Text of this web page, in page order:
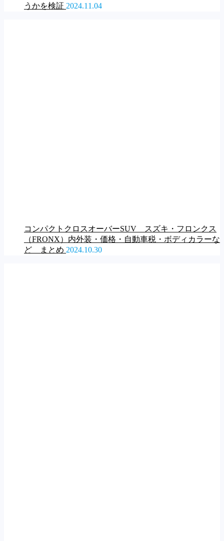
うかを検証 2024.11.04
コンパクトクロスオーバーSUV スズキ・フロンクス
（FRONX）内外装・価格・自動車税・ボディカラーな
ど まとめ 2024.10.30